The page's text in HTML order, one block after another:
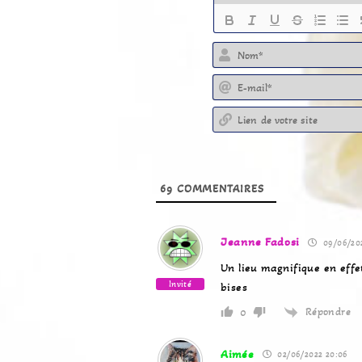
69 COMMENTAIRES
Invité
Jeanne Fadosi 09/06/
Un lieu magnifique en
bises
0 Répondre
Aimée 02/06/2022 20:06